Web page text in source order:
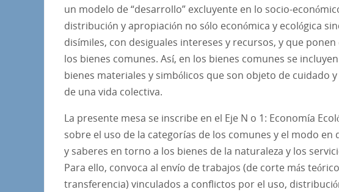
un modelo de “desarrollo” excluyente en lo socio-
distribución y apropiación no sólo económica y ecológica
disímiles, con desiguales intereses y recursos, y que
los bienes comunes. Así, en los bienes comunes se
bienes materiales y simbólicos que son objeto de cuidado
de una vida colectiva.
La presente mesa se inscribe en el Eje N o 1: Economía
sobre el uso de la categorías de los comunes y el modo
y saberes en torno a los bienes de la naturaleza y los
Para ello, convoca al envío de trabajos (de corte más
transferencia) vinculados a conflictos por el uso,